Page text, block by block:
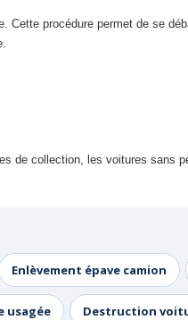
Cette procédure permet de se
de collection, les voitures sans
Enlèvement épave camion
usagée Destruction